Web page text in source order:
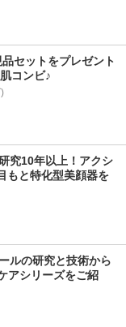
セットをプレゼント
コンビ♪
究10年以上！アクシ
もと特化型美顔器を
ルの研究と技術から
アシリーズをご紹